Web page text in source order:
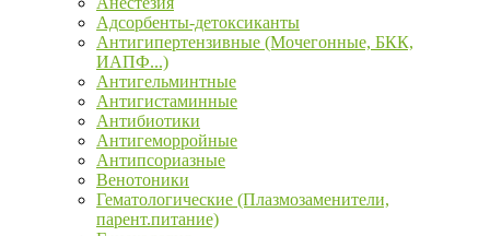
Адсорбенты-детоксиканты
Антигипертензивные (Мочегонные, БКК,
ИАПФ...)
Антигельминтные
Антигистаминные
Антибиотики
Антигеморройные
Антипсориазные
Венотоники
Гематологические (Плазмозаменители,
парент.питание)